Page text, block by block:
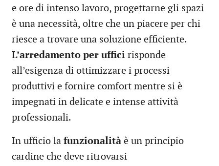
e ore di intenso lavoro, progettarne gli spazi
è una necessità, oltre che un piacere per chi
riesce a trovare una soluzione efficiente.
L’arredamento per uffici risponde
all’esigenza di ottimizzare i processi
produttivi e fornire comfort mentre si è
impegnati in delicate e intense attività
professionali.
In ufficio la funzionalità è un principio
cardine che deve ritrovarsi